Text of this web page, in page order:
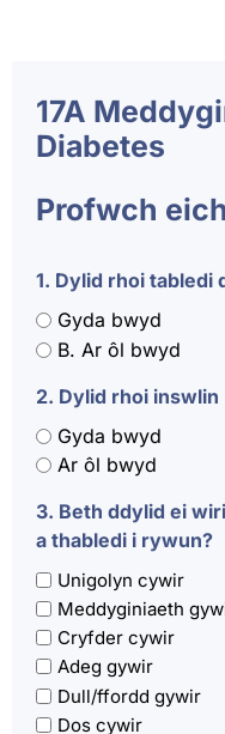
17A
Diabetes
Profwch
1. Dylid rhoi tabledi
Gyda bwyd
B. Ar ôl bwyd
2. Dylid rhoi inswlin
Gyda bwyd
Ar ôl bwyd
3. Beth ddylid ei
a thabledi i rywun?
Unigolyn cywir
Meddyginiaeth
Cryfder cywir
Adeg gywir
Dull/ffordd gywir
Dos cywir